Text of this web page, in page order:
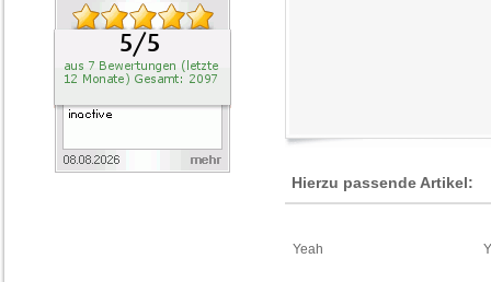
Hierzu passende Artikel:
Yeah